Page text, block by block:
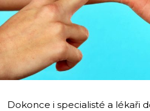
Dokonce i specialisté a lékaři